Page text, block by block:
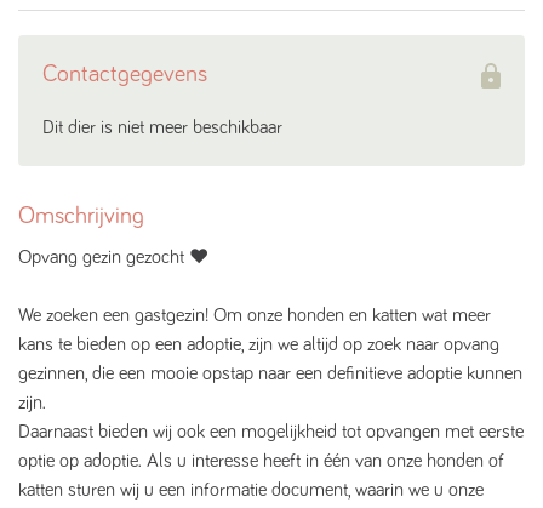
Contactgegevens
Dit dier is niet meer beschikbaar
Omschrijving
Opvang gezin gezocht ♥️
We zoeken een gastgezin! Om onze honden en katten wat meer
kans te bieden op een adoptie, zijn we altijd op zoek naar opvang
gezinnen, die een mooie opstap naar een definitieve adoptie kunnen
zijn.
Daarnaast bieden wij ook een mogelijkheid tot opvangen met eerste
optie op adoptie. Als u interesse heeft in één van onze honden of
katten sturen wij u een informatie document, waarin we u onze